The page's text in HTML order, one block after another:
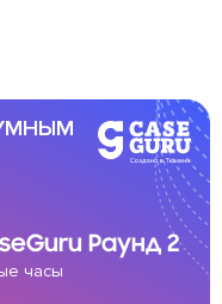
Раунд 2
часы